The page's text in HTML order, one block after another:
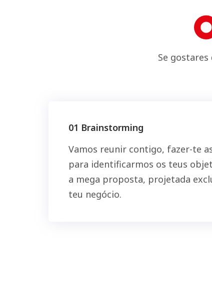
Se
01 Brainstorming
Vamos reunir contigo, fazer-te
para identificarmos os teus
a mega proposta, projetada
teu negócio.